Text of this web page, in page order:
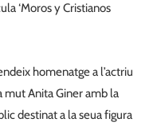
‘Moros y Cristianos
homenatge a l’actriu
mut Anita Giner amb la
destinat a la seua figura